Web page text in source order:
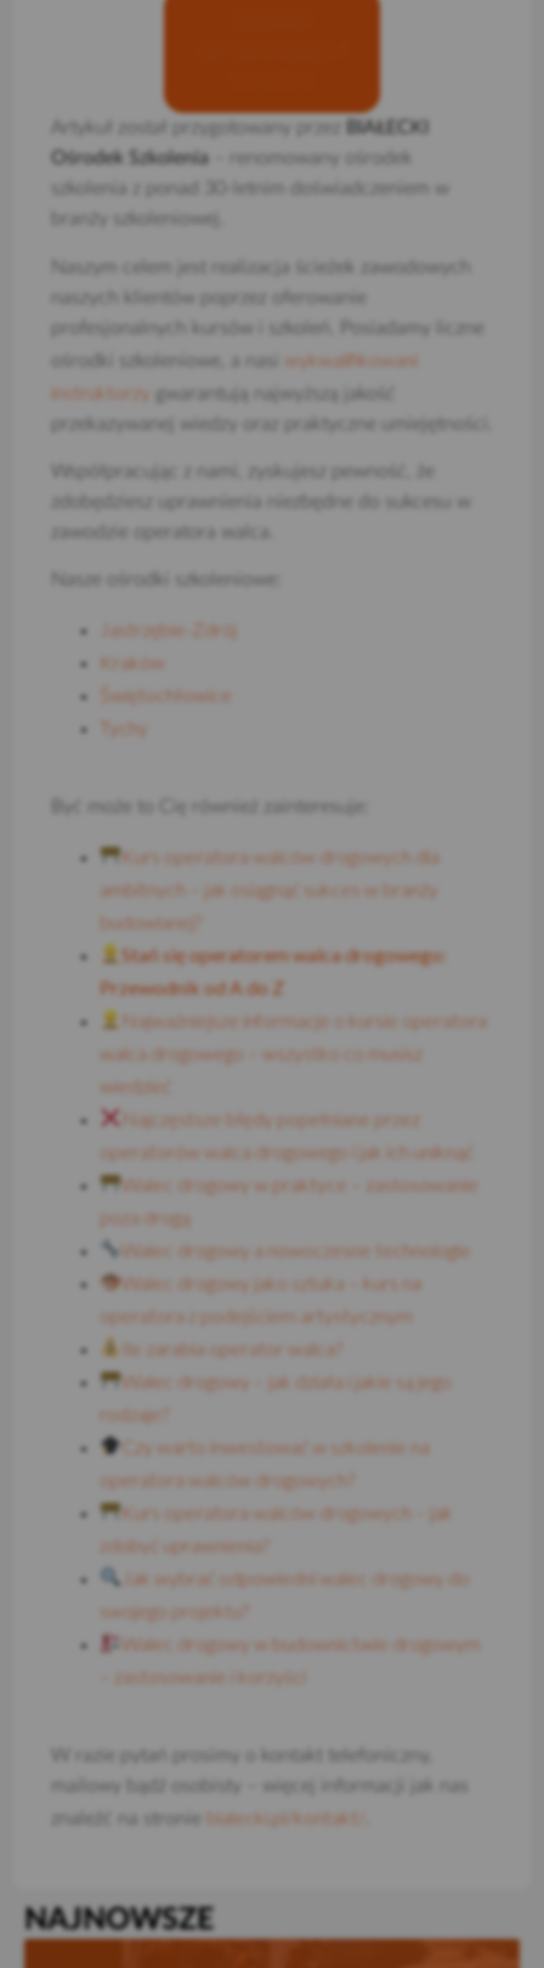
Artykuł został przygotowany przez
BIAŁECKI
Ośrodek Szkolenia – renomowany ośrodek
szkolenia z ponad 30-letnim doświadczeniem w
branży szkoleniowej.
Naszym celem jest realizacja ścieżek zawodowych
naszych klientów poprzez oferowanie
profesjonalnych kursów i szkoleń. Posiadamy liczne
ośrodki szkoleniowe, a nasi
wykwalifikowani
instruktorzy
gwarantują najwyższą jakość
przekazywanej wiedzy oraz praktyczne umiejętności.
Współpracując z nami, zyskujesz pewność, że
zdobędziesz uprawnienia niezbędne do sukcesu w
zawodzie operatora walca.
Nasze ośrodki szkoleniowe:
Jastrzębie-Zdrój
Kraków
Świętochłowice
Tychy
Być może to Cię również zainteresuje:
Kurs operatora walców drogowych dla
ambitnych – jak osiągnąć sukces w branży
budowlanej?
Stań się operatorem walca drogowego:
Przewodnik od A do Z
Najważniejsze informacje o kursie operatora
walca drogowego – wszystko co musisz
wiedzieć
Najczęstsze błędy popełniane przez
operatorów walca drogowego i jak ich uniknąć
Walec drogowy w praktyce – zastosowanie
poza drogą
Walec drogowy a nowoczesne technologie
Walec drogowy jako sztuka – kurs na
operatora z podejściem artystycznym
Ile zarabia operator walca?
Walec drogowy – jak działa i jakie są jego
rodzaje?
Czy warto inwestować w szkolenie na
operatora walców drogowych?
Kurs operatora walców drogowych – jak
zdobyć uprawnienia?
Jak wybrać odpowiedni walec drogowy do
swojego projektu?
Walec drogowy w budownictwie drogowym
– zastosowanie i korzyści
mailowy bądź osobisty – więcej informacji jak nas
bialecki.pl/kontakt/
NAJNOWSZE